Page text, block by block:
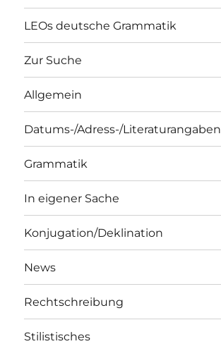
LEOs deutsche Grammatik
Zur Suche
Allgemein
Datums-/Adress-/Literaturangaben
Grammatik
In eigener Sache
Konjugation/Deklination
News
Rechtschreibung
Stilistisches